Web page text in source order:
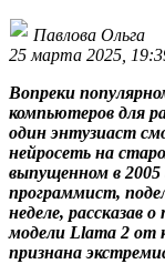
Павлова Ольга
25 марта 2025,
Вопреки
компьютеров для
один энтузиаст
нейросеть на
выпущенном в
программист,
неделе, рассказав
модели Llama 2 от
признана